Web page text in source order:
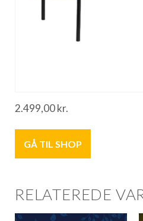
2.499,00kr.
GÅ TIL SHOP
RELATEREDE